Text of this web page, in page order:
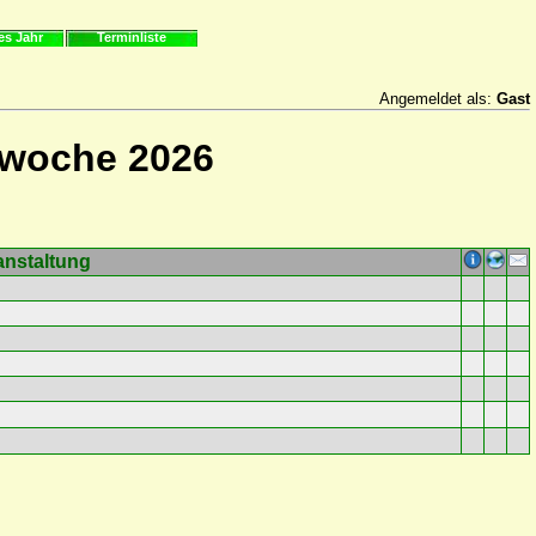
Jahr Terminliste
Angemeldet als: Gast
2026